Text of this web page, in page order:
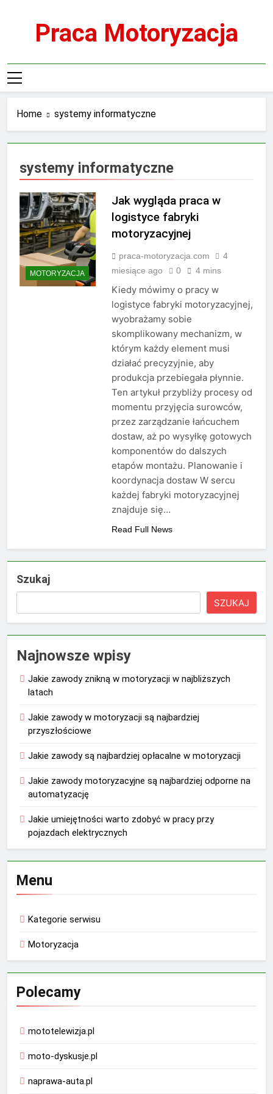
Praca Motoryzacja
Home systemy informatyczne
systemy informatyczne
MOTORYZACJA
Jak wygląda praca w
logistyce fabryki
motoryzacyjnej
praca-motoryzacja.com
4
miesiące ago
0 4 mins
Kiedy mówimy o pracy w
logistyce fabryki motoryzacyjnej,
wyobrażamy sobie
skomplikowany mechanizm, w
którym każdy element musi
działać precyzyjnie, aby
produkcja przebiegała płynnie.
Ten artykuł przybliży procesy od
momentu przyjęcia surowców,
przez zarządzanie łańcuchem
dostaw, aż po wysyłkę gotowych
komponentów do dalszych
etapów montażu. Planowanie i
koordynacja dostaw W sercu
każdej fabryki motoryzacyjnej
znajduje się…
Read Full News
Szukaj
SZUKAJ
Najnowsze wpisy
Jakie zawody znikną w motoryzacji w najbliższych
latach
Jakie zawody w motoryzacji są najbardziej
przyszłościowe
Jakie zawody są najbardziej opłacalne w motoryzacji
Jakie zawody motoryzacyjne są najbardziej odporne na
automatyzację
Jakie umiejętności warto zdobyć w pracy przy
pojazdach elektrycznych
Menu
Kategorie serwisu
Motoryzacja
Polecamy
mototelewizja.pl
moto-dyskusje.pl
naprawa-auta.pl